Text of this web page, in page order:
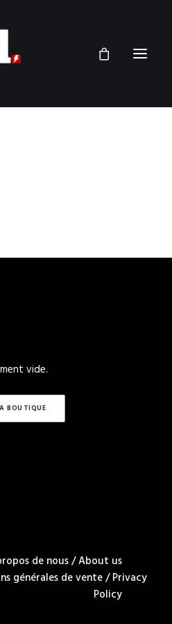
vide.
BOUTIQUE
de nous / About us
générales de vente / Privacy
Policy